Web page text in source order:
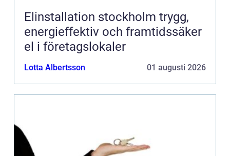
Elinstallation stockholm trygg,
energieffektiv och framtidssäker
el i företagslokaler
Lotta Albertsson 01 augusti 2026